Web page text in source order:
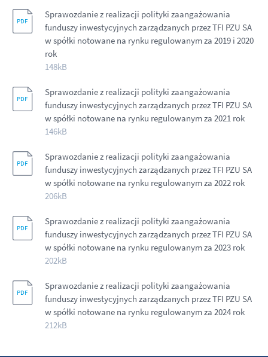
Sprawozdanie z realizacji polityki zaangażowania
funduszy inwestycyjnych zarządzanych przez TFI PZU SA
w spółki notowane na rynku regulowanym za 2019 i 2020
rok
148kB
Sprawozdanie z realizacji polityki zaangażowania
funduszy inwestycyjnych zarządzanych przez TFI PZU SA
w spółki notowane na rynku regulowanym za 2021 rok
146kB
Sprawozdanie z realizacji polityki zaangażowania
funduszy inwestycyjnych zarządzanych przez TFI PZU SA
w spółki notowane na rynku regulowanym za 2022 rok
206kB
Sprawozdanie z realizacji polityki zaangażowania
funduszy inwestycyjnych zarządzanych przez TFI PZU SA
w spółki notowane na rynku regulowanym za 2023 rok
202kB
Sprawozdanie z realizacji polityki zaangażowania
funduszy inwestycyjnych zarządzanych przez TFI PZU SA
w spółki notowane na rynku regulowanym za 2024 rok
212kB